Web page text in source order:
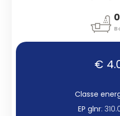
0
€
Classe
EP glnr: